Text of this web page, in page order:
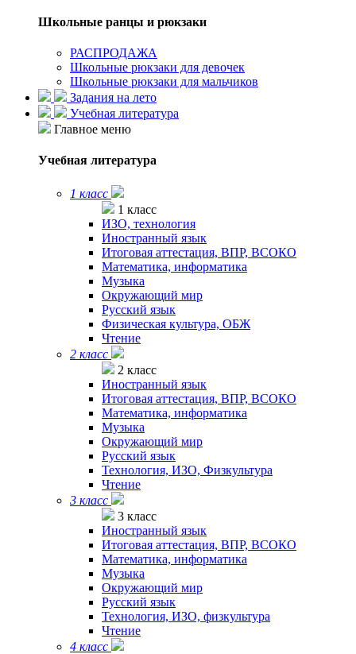
Школьные ранцы и рюкзаки
РАСПРОДАЖА
Школьные рюкзаки для девочек
Школьные рюкзаки для мальчиков
Задания на лето
Учебная литература
Главное меню
Учебная литература
1 класс
1 класс
ИЗО, технология
Иностранный язык
Итоговая аттестация, ВПР, ВСОКО
Математика, информатика
Музыка
Окружающий мир
Русский язык
Физическая культура, ОБЖ
Чтение
2 класс
2 класс
Иностранный язык
Итоговая аттестация, ВПР, ВСОКО
Математика, информатика
Музыка
Окружающий мир
Русский язык
Технология, ИЗО, Физкультура
Чтение
3 класс
3 класс
Иностранный язык
Итоговая аттестация, ВПР, ВСОКО
Математика, информатика
Музыка
Окружающий мир
Русский язык
Технология, ИЗО, физкультура
Чтение
4 класс